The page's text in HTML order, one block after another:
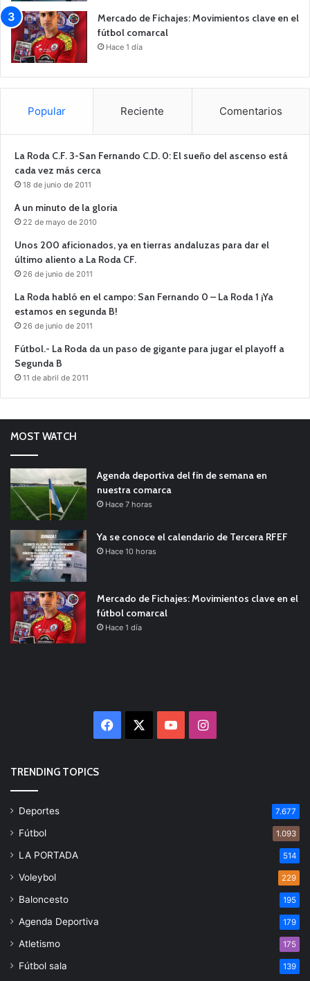
Mercado de Fichajes: Movimientos clave en el
fútbol comarcal
Hace 1 día
Popular Reciente Comentarios
La Roda C.F. 3-San Fernando C.D. 0: El sueño del ascenso está
cada vez más cerca
18 de junio de 2011
A un minuto de la gloria
22 de mayo de 2010
Unos 200 aficionados, ya en tierras andaluzas para dar el
último aliento a La Roda CF.
26 de junio de 2011
La Roda habló en el campo: San Fernando 0 – La Roda 1 ¡Ya
estamos en segunda B!
26 de junio de 2011
Fútbol.- La Roda da un paso de gigante para jugar el playoff a
Segunda B
11 de abril de 2011
MOST WATCH
Agenda deportiva del fin de semana en
nuestra comarca
Hace 7 horas
Ya se conoce el calendario de Tercera RFEF
Hace 10 horas
Mercado de Fichajes: Movimientos clave en el
fútbol comarcal
Hace 1 día
Facebook YouTubeInstagram
TRENDING TOPICS
Deportes 7.677
Fútbol 1.093
LA PORTADA 514
Voleybol 229
Baloncesto 195
Agenda Deportiva 179
Atletismo 175
Fútbol sala 139